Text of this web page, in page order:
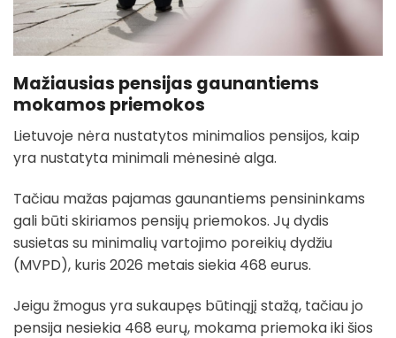
Mažiausias pensijas gaunantiems
mokamos priemokos
Lietuvoje nėra nustatytos minimalios pensijos, kaip
yra nustatyta minimali mėnesinė alga.
Tačiau mažas pajamas gaunantiems pensininkams
gali būti skiriamos pensijų priemokos. Jų dydis
susietas su minimalių vartojimo poreikių dydžiu
(MVPD), kuris 2026 metais siekia 468 eurus.
Jeigu žmogus yra sukaupęs būtinąjį stažą, tačiau jo
pensija nesiekia 468 eurų, mokama priemoka iki šios